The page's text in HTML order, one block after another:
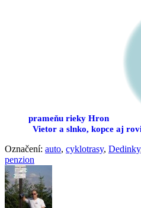
prameňu rieky Hron
Vietor a slnko, kopce aj
Označení: auto, cyklotrasy, Dedinky
penzion